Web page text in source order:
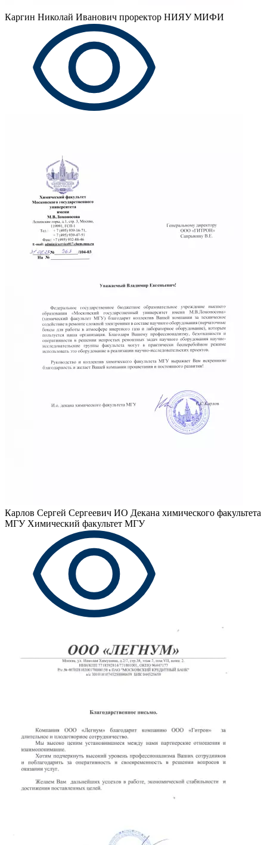
Каргин Николай Иванович проректор НИЯУ МИФИ
Карлов Сергей Сергеевич ИО Декана химического факультета
МГУ Химический факультет МГУ